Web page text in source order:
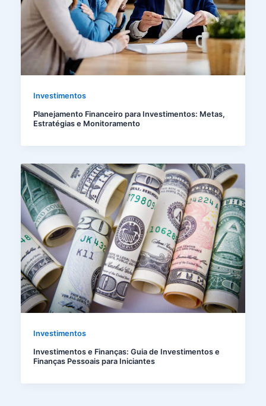
Investimentos
Planejamento Financeiro para Investimentos: Metas,
Estratégias e Monitoramento
Investimentos
Investimentos e Finanças: Guia de Investimentos e
Finanças Pessoais para Iniciantes